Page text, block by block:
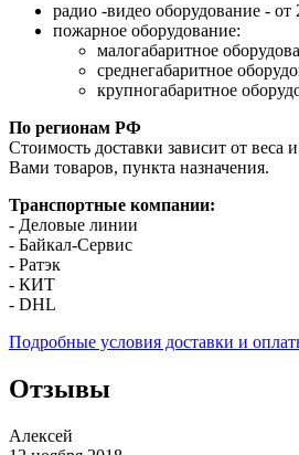
радио -видео оборудование - от
пожарное оборудование:
малогабаритное
среднегабаритное
крупногабаритное
По регионам РФ
Стоимость доставки зависит от веса
Вами товаров, пункта назначения.
Транспортные компании:
- Деловые линии
- Байкал-Сервис
- Ратэк
- КИТ
- DHL
Подробные условия доставки и
Отзывы
Алексей